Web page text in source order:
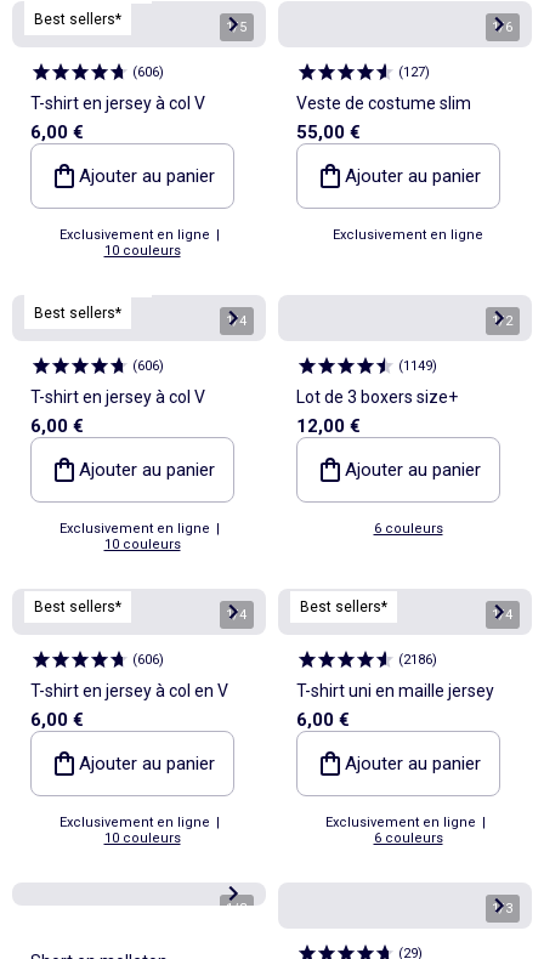
Best sellers*
1/5
(606)
T-shirt en jersey à col V
6,00 €
Ajouter au panier
Exclusivement en ligne |
10 couleurs
1/6
(127)
Veste de costume slim
55,00 €
Ajouter au panier
Exclusivement en ligne
Best sellers*
1/4
(606)
T-shirt en jersey à col V
6,00 €
Ajouter au panier
Exclusivement en ligne |
10 couleurs
1/2
(1149)
Lot de 3 boxers size+
12,00 €
Ajouter au panier
6 couleurs
Best sellers* 1/4
(606)
T-shirt en jersey à col en V
6,00 €
Ajouter au panier
Exclusivement en ligne |
10 couleurs
Best sellers* 1/4
(2186)
T-shirt uni en maille jersey
6,00 €
Ajouter au panier
Exclusivement en ligne |
6 couleurs
1/3 1/3
(29)